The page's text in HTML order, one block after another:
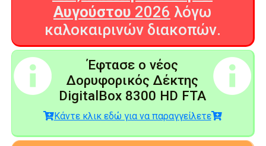
Αυγούστου 2026 λόγω
καλοκαιρινών διακοπών.
Έφτασε ο νέος
Δορυφορικός Δέκτης
DigitalBox 8300 HD FTA
Κάντε κλικ εδώ για να παραγγείλετε